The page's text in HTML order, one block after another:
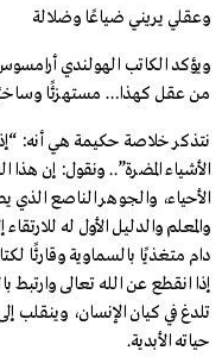
وعقلي يريني ضياعًا وضلالة
ويؤكد الكاتب الهولندي
من عقل كهذا… مستهزئًا
نتذكر خلاصة حكيمة هي أنه:
الأشياء المضرة”.. ونقول: إن
الأحياء، والجوهر الناصع الذي
والمعلم والدليل الأول له
دام متغذيًا بالسماوية وقارئًا
إذا انقطع عن الله تعالى
تلدغ في كيان الإنسان، وينقلب
حياته الأبدية.